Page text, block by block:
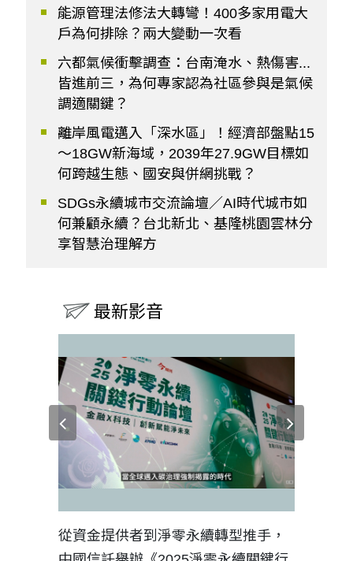
能源管理法修法大轉彎！400多家用電大
戶為何排除？兩大變動一次看
六都氣候衝擊調查：台南淹水、熱傷害...
皆進前三，為何專家認為社區參與是氣候
調適關鍵？
離岸風電邁入「深水區」！經濟部盤點15
～18GW新海域，2039年27.9GW目標如
何跨越生態、國安與併網挑戰？
SDGs永續城市交流論壇／AI時代城市如
何兼顧永續？台北新北、基隆桃園雲林分
享智慧治理解方
最新影音
從資金提供者到淨零永續轉型推手，